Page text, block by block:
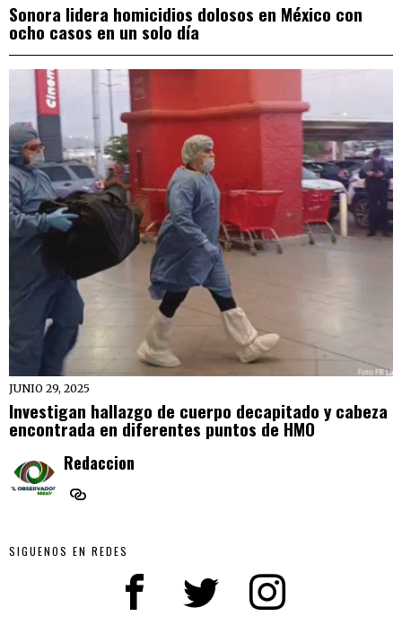
Sonora lidera homicidios dolosos en México con
ocho casos en un solo día
JUNIO 29, 2025
Investigan hallazgo de cuerpo decapitado y cabeza
encontrada en diferentes puntos de HMO
Redaccion
SIGUENOS EN REDES